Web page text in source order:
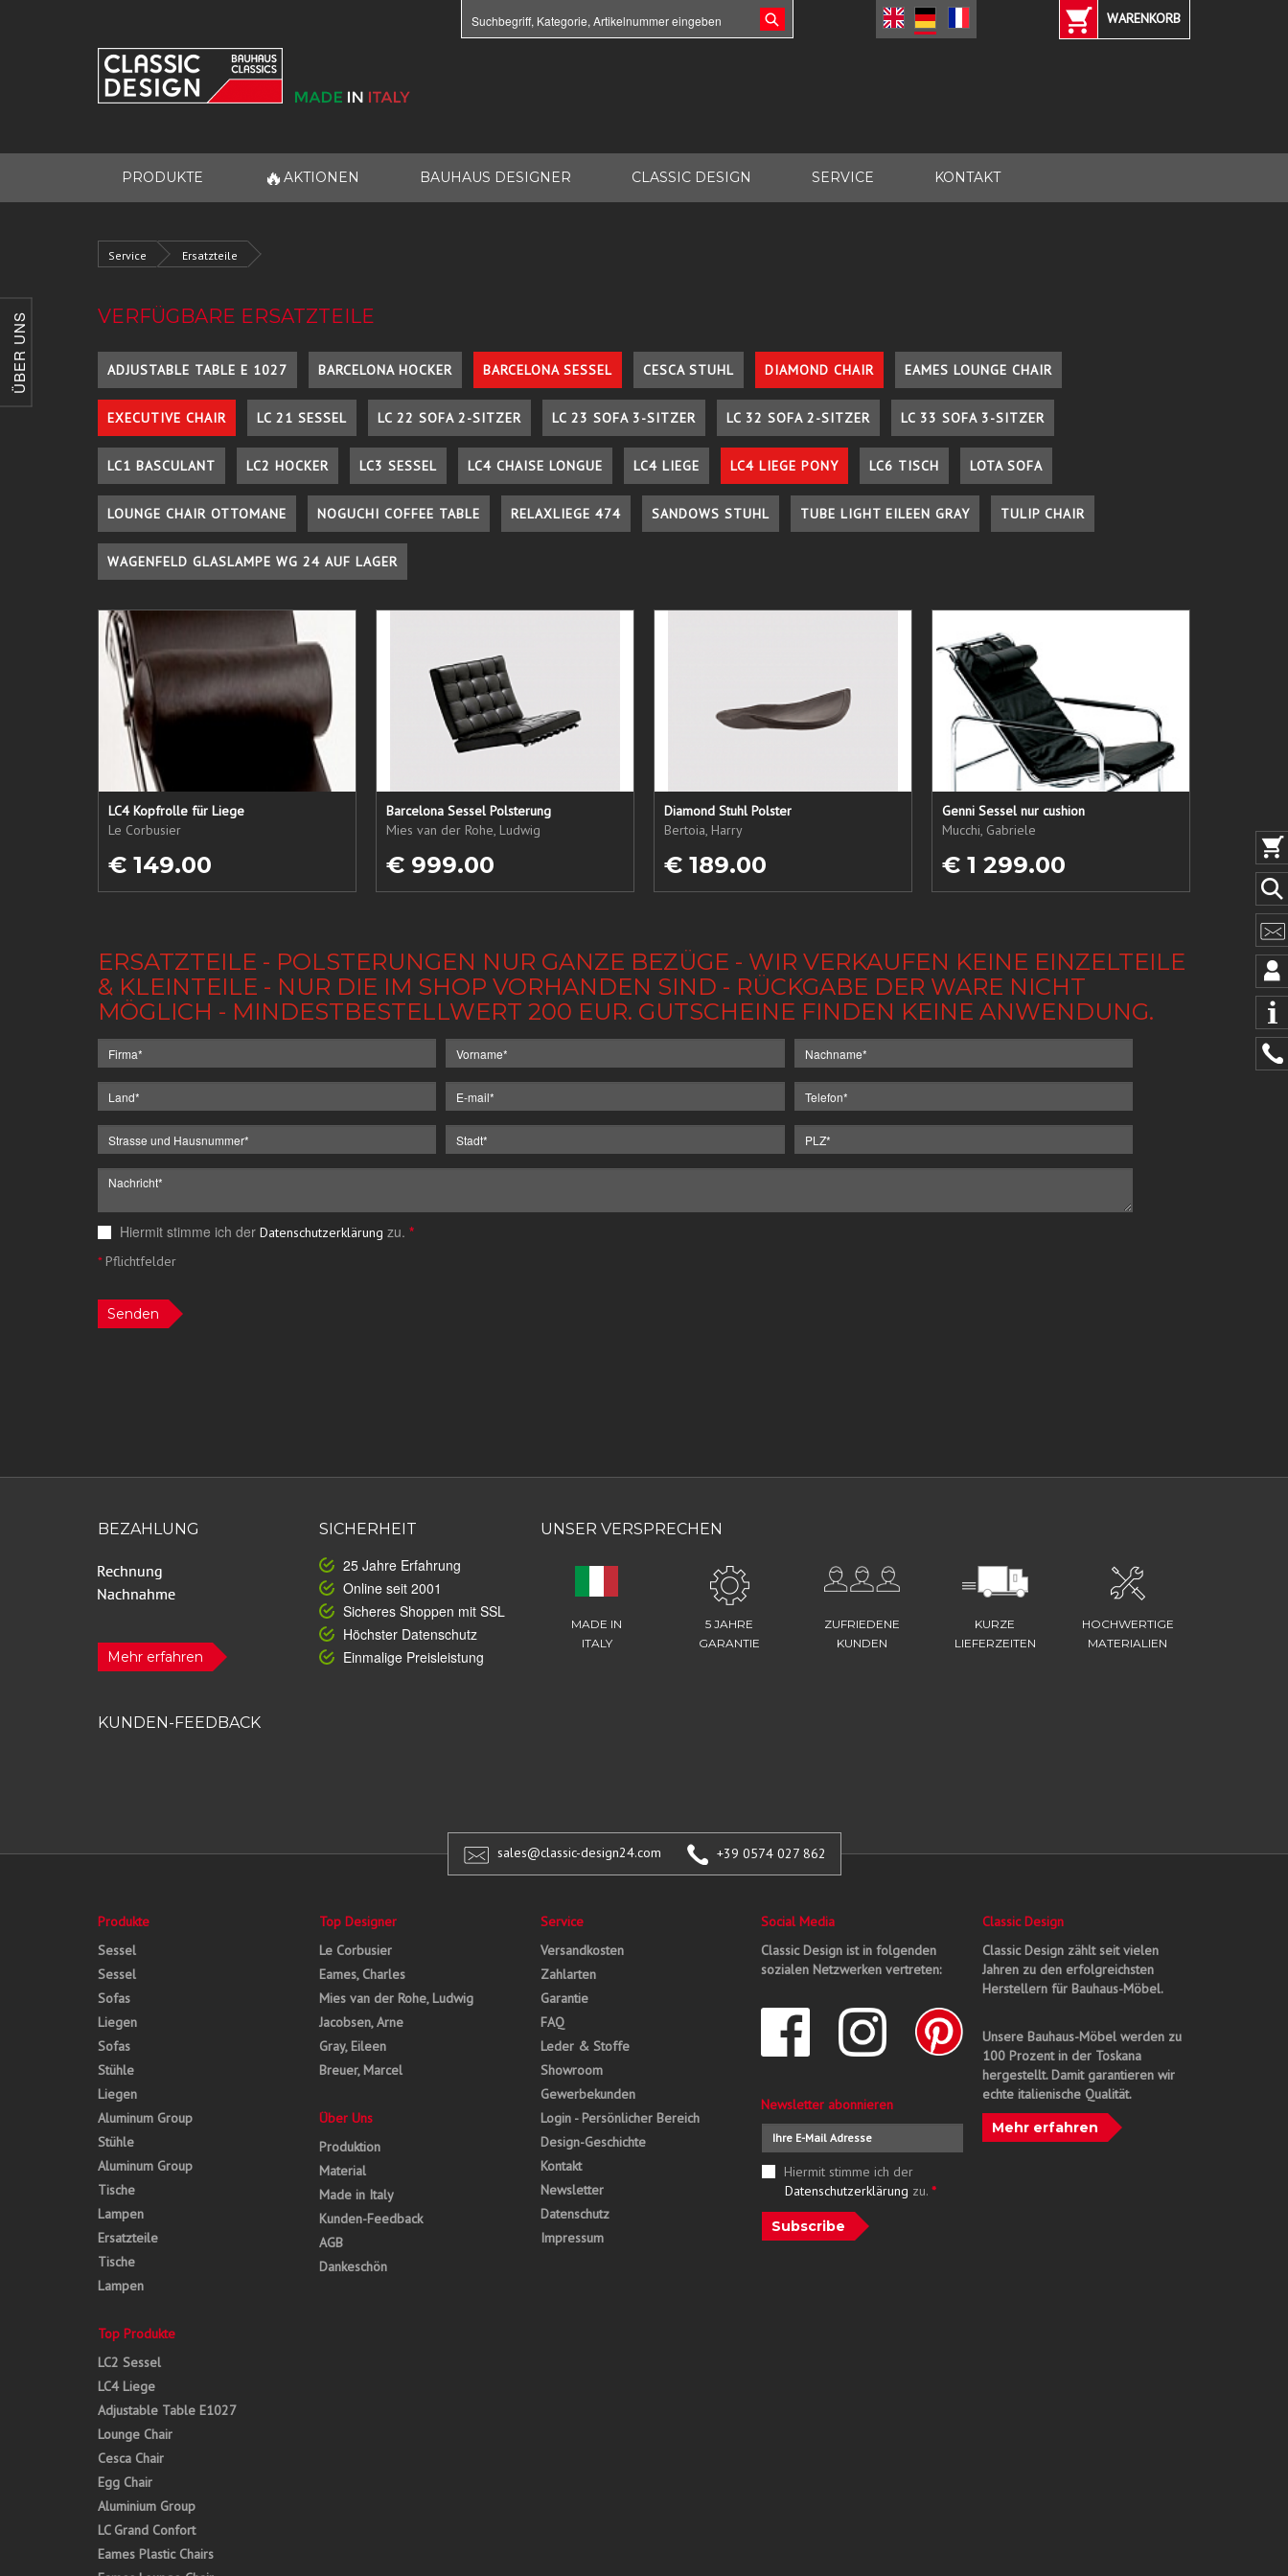
ÜBER UNS
WARENKORB
PRODUKTE 🔥 AKTIONEN BAUHAUS DESIGNER CLASSIC DESIGN SERVICE KONTAKT
Service Ersatzteile
VERFÜGBARE ERSATZTEILE
ADJUSTABLE TABLE E 1027 BARCELONA HOCKER BARCELONA SESSEL CESCA STUHL DIAMOND CHAIR EAMES LOUNGE CHAIR
EXECUTIVE CHAIR LC 21 SESSEL LC 22 SOFA 2-SITZER LC 23 SOFA 3-SITZER LC 32 SOFA 2-SITZER LC 33 SOFA 3-SITZER
LC1 BASCULANT LC2 HOCKER LC3 SESSEL LC4 CHAISE LONGUE LC4 LIEGE LC4 LIEGE PONY LC6 TISCH LOTA SOFA
LOUNGE CHAIR OTTOMANE NOGUCHI COFFEE TABLE RELAXLIEGE 474 SANDOWS STUHL TUBE LIGHT EILEEN GRAY TULIP CHAIR
WAGENFELD GLASLAMPE WG 24 AUF LAGER
LC4 Kopfrolle für Liege
Le Corbusier
€ 149.00
Barcelona Sessel Polsterung
Mies van der Rohe, Ludwig
€ 999.00
Diamond Stuhl Polster
Bertoia, Harry
€ 189.00
Genni Sessel nur cushion
Mucchi, Gabriele
€ 1 299.00
ERSATZTEILE - POLSTERUNGEN NUR GANZE BEZÜGE - WIR VERKAUFEN KEINE EINZELTEILE
& KLEINTEILE - NUR DIE IM SHOP VORHANDEN SIND - RÜCKGABE DER WARE NICHT
MÖGLICH - MINDESTBESTELLWERT 200 EUR. GUTSCHEINE FINDEN KEINE ANWENDUNG.
Hiermit stimme ich der Datenschutzerklärung zu. *
*Pflichtfelder
Senden
BEZAHLUNG
Mehr erfahren
SICHERHEIT
25 Jahre Erfahrung
Online seit 2001
Sicheres Shoppen mit SSL
Höchster Datenschutz
Einmalige Preisleistung
UNSER VERSPRECHEN
MADE IN
ITALY
5 JAHRE
GARANTIE
ZUFRIEDENE
KUNDEN
KURZE
LIEFERZEITEN
HOCHWERTIGE
MATERIALIEN
KUNDEN-FEEDBACK
sales@classic-design24.com +39 0574 027 862
Produkte
Sessel
Sessel
Sofas
Liegen
Sofas
Stühle
Liegen
Aluminum Group
Stühle
Aluminum Group
Tische
Lampen
Ersatzteile
Tische
Lampen
Top Produkte
LC2 Sessel
LC4 Liege
Adjustable Table E1027
Lounge Chair
Cesca Chair
Egg Chair
Aluminium Group
LC Grand Confort
Eames Plastic Chairs
Top Designer
Le Corbusier
Eames, Charles
Mies van der Rohe, Ludwig
Jacobsen, Arne
Gray, Eileen
Breuer, Marcel
Über Uns
Produktion
Material
Made in Italy
Kunden-Feedback
AGB
Dankeschön
Service
Versandkosten
Zahlarten
Garantie
FAQ
Leder & Stoffe
Showroom
Gewerbekunden
Login - Persönlicher Bereich
Design-Geschichte
Kontakt
Newsletter
Datenschutz
Impressum
Social Media
Classic Design ist in folgenden
sozialen Netzwerken vertreten:
Newsletter abonnieren
Hiermit stimme ich der
Datenschutzerklärung zu. *
Subscribe
Classic Design
Classic Design zählt seit vielen
Jahren zu den erfolgreichsten
Herstellern für Bauhaus-Möbel.
Unsere Bauhaus-Möbel werden zu
100 Prozent in der Toskana
hergestellt. Damit garantieren wir
echte italienische Qualität.
Mehr erfahren